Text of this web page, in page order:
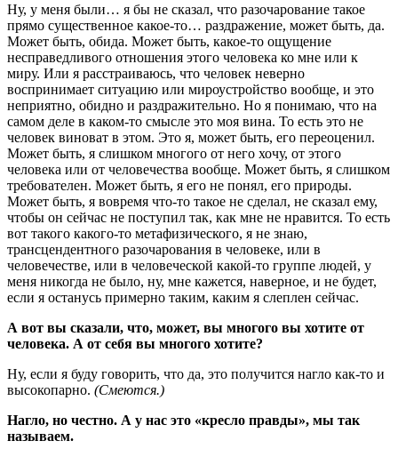
Ну, у меня были… я бы не сказал, что разочарование такое
прямо существенное какое-то… раздражение, может быть, да.
Может быть, обида. Может быть, какое-то ощущение
несправедливого отношения этого человека ко мне или к
миру. Или я расстраиваюсь, что человек неверно
воспринимает ситуацию или мироустройство вообще, и это
неприятно, обидно и раздражительно. Но я понимаю, что на
самом деле в каком-то смысле это моя вина. То есть это не
человек виноват в этом. Это я, может быть, его переоценил.
Может быть, я слишком многого от него хочу, от этого
человека или от человечества вообще. Может быть, я слишком
требователен. Может быть, я его не понял, его природы.
Может быть, я вовремя что-то такое не сделал, не сказал ему,
чтобы он сейчас не поступил так, как мне не нравится. То есть
вот такого какого-то метафизического, я не знаю,
трансцендентного разочарования в человеке, или в
человечестве, или в человеческой какой-то группе людей, у
меня никогда не было, ну, мне кажется, наверное, и не будет,
если я останусь примерно таким, каким я слеплен сейчас.
А вот вы сказали, что, может, вы многого вы хотите от
человека. А от себя вы многого хотите?
Ну, если я буду говорить, что да, это получится нагло как-то и
высокопарно. (Смеются.)
Нагло, но честно. А у нас это «кресло правды», мы так
называем.